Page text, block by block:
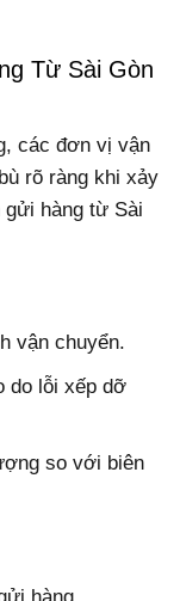
Từ Sài Gòn
các đơn vị vận
rõ ràng khi xảy
hàng từ Sài
vận chuyển.
do lỗi xếp dỡ
so với biên